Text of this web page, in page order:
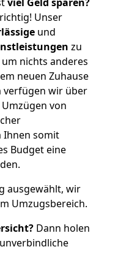
Unser
und
zu
nichts anderes
neuen Zuhause
verfügen wir über
von
Ihnen somit
Budget eine
ausgewählt, wir
Umzugsbereich.
Dann holen